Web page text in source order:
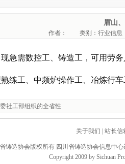
眉山
作者： 类别：行业信
急需数控工、铸造工，可用劳
练工、中频炉操作工、冶炼行车
社工部组织的全省性
关于我们 站长信
铸造协会版权所有 四川省铸造协会信息中
Copyright 2009 by Sichuan